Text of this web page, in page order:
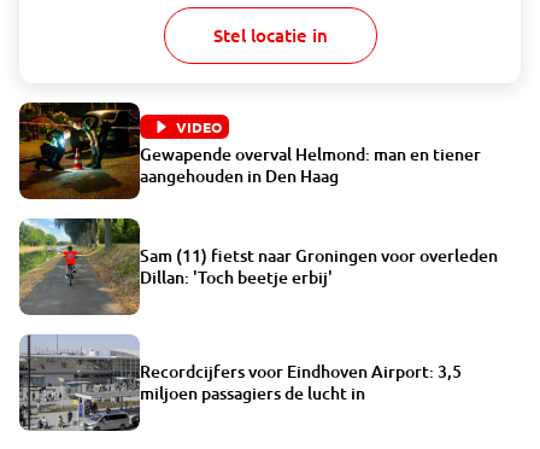
Stel locatie in
VIDEO
Gewapende overval Helmond: man en tiener
aangehouden in Den Haag
Sam (11) fietst naar Groningen voor overleden
Dillan: 'Toch beetje erbij'
Recordcijfers voor Eindhoven Airport: 3,5
miljoen passagiers de lucht in